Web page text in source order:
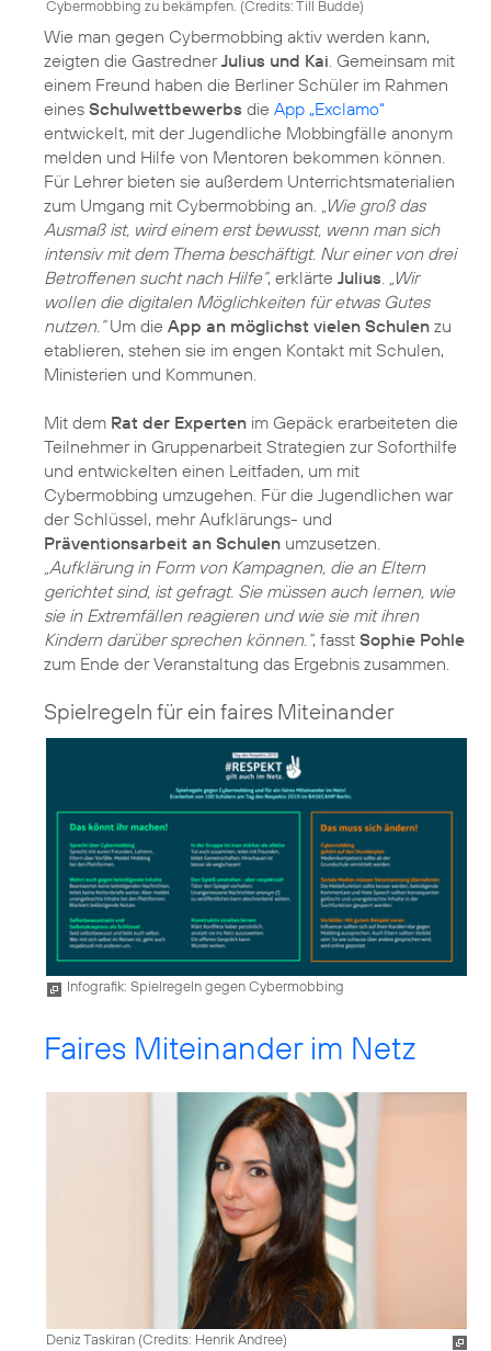
Cybermobbing zu bekämpfen. (Credits: Till Budde)
Wie man gegen Cybermobbing aktiv werden kann,
zeigten die GastrednerJulius und Kai. Gemeinsam mit
einem Freund haben die Berliner Schüler im Rahmen
eines Schulwettbewerbs die App „Exclamo“
entwickelt, mit der Jugendliche Mobbingfälle anonym
melden und Hilfe von Mentoren bekommen können.
Für Lehrer bieten sie außerdem Unterrichtsmaterialien
zum Umgang mit Cybermobbing an. „Wie groß das
Ausmaß ist, wird einem erst bewusst, wenn man sich
intensiv mit dem Thema beschäftigt. Nur einer von drei
Betroffenen sucht nach Hilfe“, erklärte Julius. „Wir
wollen die digitalen Möglichkeiten für etwas Gutes
nutzen.“Um die App an möglichst vielen Schulen zu
etablieren, stehen sie im engen Kontakt mit Schulen,
Ministerien und Kommunen.
Mit dem Rat der Experten im Gepäck erarbeiteten die
Teilnehmer in Gruppenarbeit Strategien zur Soforthilfe
und entwickelten einen Leitfaden, um mit
Cybermobbing umzugehen. Für die Jugendlichen war
der Schlüssel, mehr Aufklärungs- und
Präventionsarbeit an Schulen umzusetzen.
„Aufklärung in Form von Kampagnen, die an Eltern
gerichtet sind, ist gefragt. Sie müssen auch lernen, wie
sie in Extremfällen reagieren und wie sie mit ihren
Kindern darüber sprechen können.“, fasst Sophie Pohle
Spielregeln für ein faires Miteinander
Infografik: Spielregeln gegen Cybermobbing
Faires Miteinander im Netz
Deniz Taskiran (Credits: Henrik Andree)